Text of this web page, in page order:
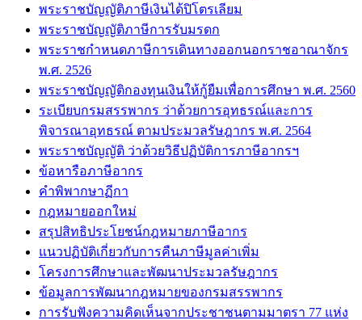
พระราชบัญญัติภาษีเงินได้ปิโตรเลียม
พระราชบัญญัติภาษีการรับมรดก
พระราชกำหนดภาษีการเดินทางออกนอกราชอาณาจักร
พ.ศ. 2526
พระราชบัญญัติกองทุนเงินให้กู้ยืมเพื่อการศึกษา พ.ศ. 2560
ระเบียบกรมสรรพากร ว่าด้วยการอุทธรณ์และการ
พิจารณาอุทธรณ์ ตามประมวลรัษฎากร พ.ศ. 2564
พระราชบัญญัติ ว่าด้วยวิธีปฏิบัติการภาษีอากรฯ
ข้อหารือภาษีอากร
คำพิพากษาฏีกา
กฎหมายออกใหม่
สรุปสิทธิประโยชน์กฎหมายภาษีอากร
แนวปฏิบัติเกี่ยวกับการคืนภาษีมูลค่าเพิ่ม
โครงการศึกษาและพัฒนาประมวลรัษฎากร
ข้อมูลการพัฒนากฎหมายของกรมสรรพากร
การรับฟังความคิดเห็นจากประชาชนตามมาตรา 77 แห่ง